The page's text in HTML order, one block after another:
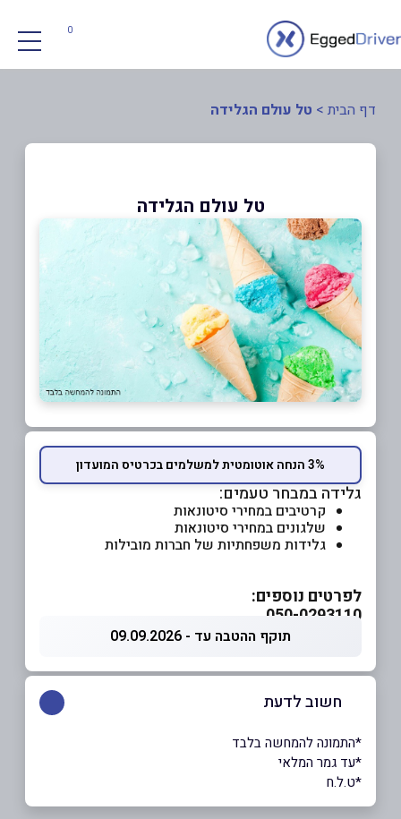
0
דף הבית > טל עולם הגלידה
טל עולם הגלידה
3% הנחה אוטומטית למשלמים בכרטיס המועדון
גלידה במבחר טעמים:
קרטיבים במחירי סיטונאות
שלגונים במחירי סיטונאות
גלידות משפחתיות של חברות מובילות
לפרטים נוספים:
050-0293110
תוקף ההטבה עד - 09.09.2026
חשוב לדעת
*התמונה להמחשה בלבד
*עד גמר המלאי
*ט.ל.ח